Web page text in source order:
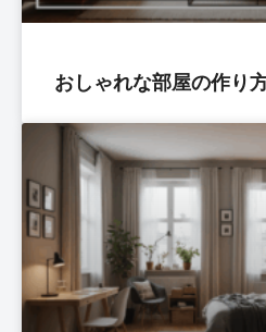
おしゃれな部屋の作り